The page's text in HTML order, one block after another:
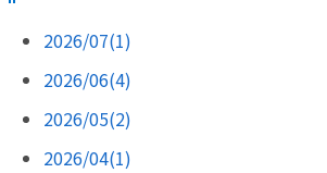
2026/07(1)
2026/06(4)
2026/05(2)
2026/04(1)